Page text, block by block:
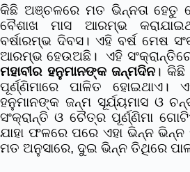
କିଛି ଅଞ୍ଚଳରେ ମତ ଭିନ୍ନତା ହେତୁ
ବୈଶାଖ ମାସ ଆରମ୍ଭ
ବର୍ଷାରମ୍ଭ ଦିବସ। ଏହି ବର୍ଷ ମେଷ
ଆରମ୍ଭ ହେଉଅଛି। ଏହି
ମହାବୀର ହନୁମାନଙ୍କ ଜନ୍ମଦିନ ।
ପୂର୍ଣ୍ଣିମାରେ ପାଳିତ ହୋଇଥାଏ।
ହନୁମାନଙ୍କ ଜନ୍ମ ସୂର୍ଯ୍ୟମାସ ଓ
ସଂକ୍ରାନ୍ତି ଓ ଚୈତ୍ର ପୂର୍ଣ୍ଣିମା
ଯାହା ଫଳରେ ପରେ ଏହା ଭିନ୍ନ
ମତ ଅନୁସାରେ, ଦୁଇ ଭିନ୍ନ ତିଥିରେ